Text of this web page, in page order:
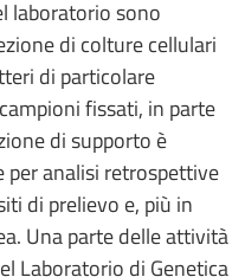
laboratorio sono
di colture cellulari
di particolare
fissati, in parte
di supporto è
per analisi retrospettive
di prelievo e, più in
Una parte delle attività
Laboratorio di Genetica